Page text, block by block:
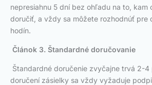
nepresiahnu 5 dní bez ohľadu na to, kam
doručiť, a vždy sa môžete rozhodnúť pre
hodín.
Článok 3. Štandardné doručovanie
Štandardné doručenie zvyčajne trvá 2-4
doručení zásielky sa vždy vyžaduje